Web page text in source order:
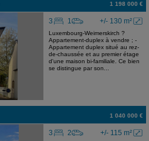
1 198 000 €
+/- 130 m²
3 1
Luxembourg-Weimerskirch ?
Appartement-duplex à vendre ; -
Appartement duplex situé au rez-
de-chaussée et au premier étage
d'une maison bi-familiale. Ce bien
se distingue par son...
1 040 000 €
+/- 115 m²
3 2